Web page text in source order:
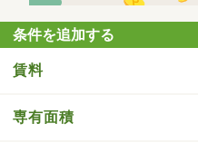
条件を追加する
賃料
専有面積